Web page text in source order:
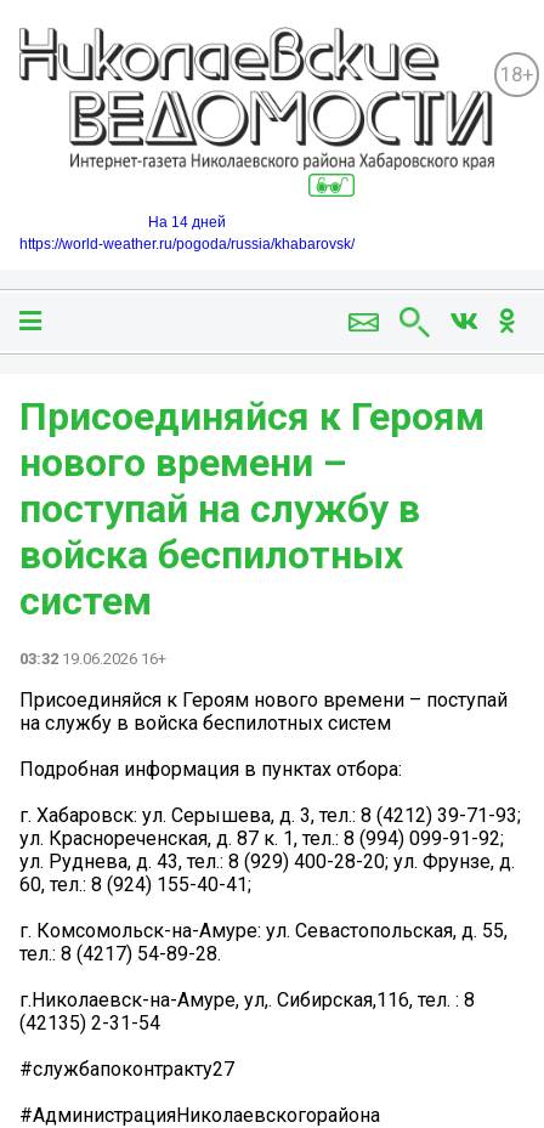
18+
На 14 дней
https://world-weather.ru/pogoda/russia/khabarovsk/
Присоединяйся к Героям
нового времени –
поступай на службу в
войска беспилотных
систем
03:32 19.06.2026 16+
Присоединяйся к Героям нового времени – поступай
на службу в войска беспилотных систем
Подробная информация в пунктах отбора:
г. Хабаровск: ул. Серышева, д. 3, тел.: 8 (4212) 39-71-93;
ул. Краснореченская, д. 87 к. 1, тел.: 8 (994) 099-91-92;
ул. Руднева, д. 43, тел.: 8 (929) 400-28-20; ул. Фрунзе, д.
60, тел.: 8 (924) 155-40-41;
г. Комсомольск-на-Амуре: ул. Севастопольская, д. 55,
тел.: 8 (4217) 54-89-28.
г.️Николаевск-на-Амуре, ул,. Сибирская,116, тел. : 8
(42135) 2-31-54
#службапоконтракту27
#АдминистрацияНиколаевскогорайона